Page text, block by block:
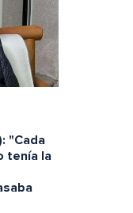
"Cada
tenía la